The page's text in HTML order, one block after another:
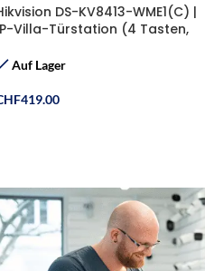
DS-KV8413-WME1(C) |
Villa-Türstation (4 Tasten,
Auf Lager
419.00